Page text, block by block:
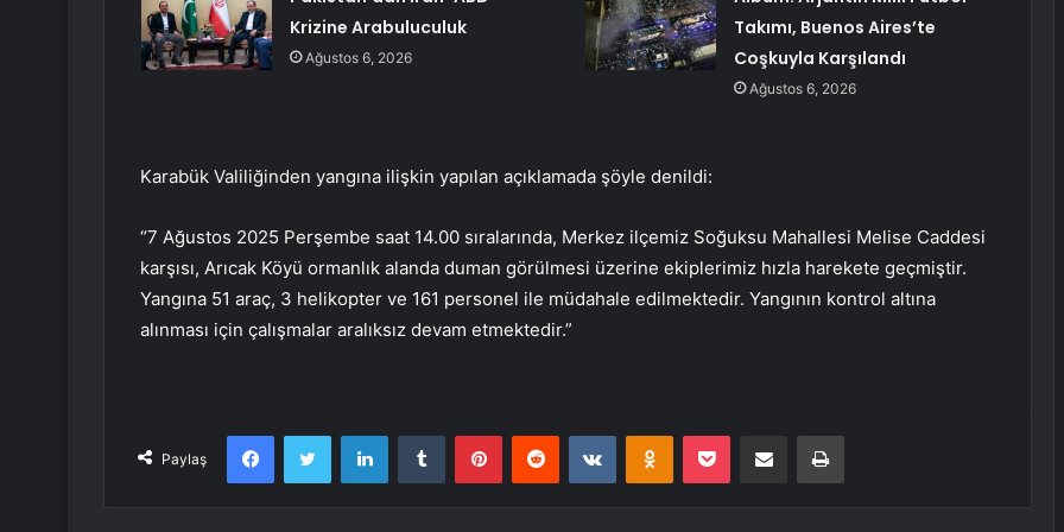
Krizine Arabuluculuk
Ağustos 6, 2026
Takımı, Buenos Aires’te
Coşkuyla Karşılandı
Ağustos 6, 2026
Karabük Valiliğinden yangına ilişkin yapılan açıklamada şöyle denildi:
“7 Ağustos 2025 Perşembe saat 14.00 sıralarında, Merkez ilçemiz Soğuksu Mahallesi Melise Caddesi
karşısı, Arıcak Köyü ormanlık alanda duman görülmesi üzerine ekiplerimiz hızla harekete geçmiştir.
Yangına 51 araç, 3 helikopter ve 161 personel ile müdahale edilmektedir. Yangının kontrol altına
alınması için çalışmalar aralıksız devam etmektedir.”
Paylaş
FacebookTwitter LinkedInTumblr PinterestReddit VKontakteOdnoklassniki
Pocket E-Posta ile paylaş Yazdır